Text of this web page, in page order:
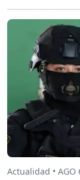
Actualidad • AGO